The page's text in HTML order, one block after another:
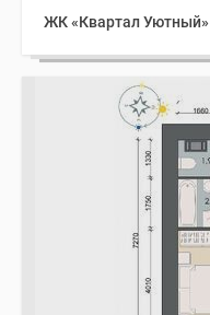
ЖК «Квартал Уютный»